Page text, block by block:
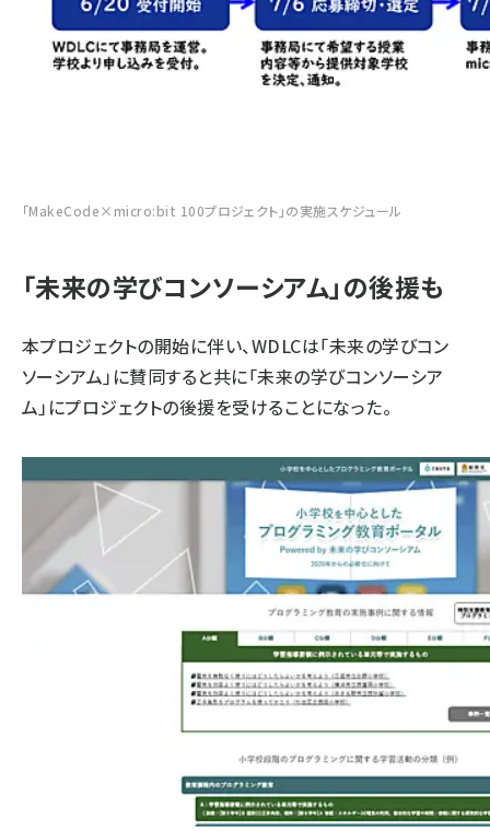
「MakeCode×micro:bit 100プロジェクト」の実施スケジュール
「未来の学びコンソーシアム」の後援も
本プロジェクトの開始に伴い、WDLCは「未来の学びコン
ソーシアム」に賛同すると共に「未来の学びコンソーシア
ム」にプロジェクトの後援を受けることになった。